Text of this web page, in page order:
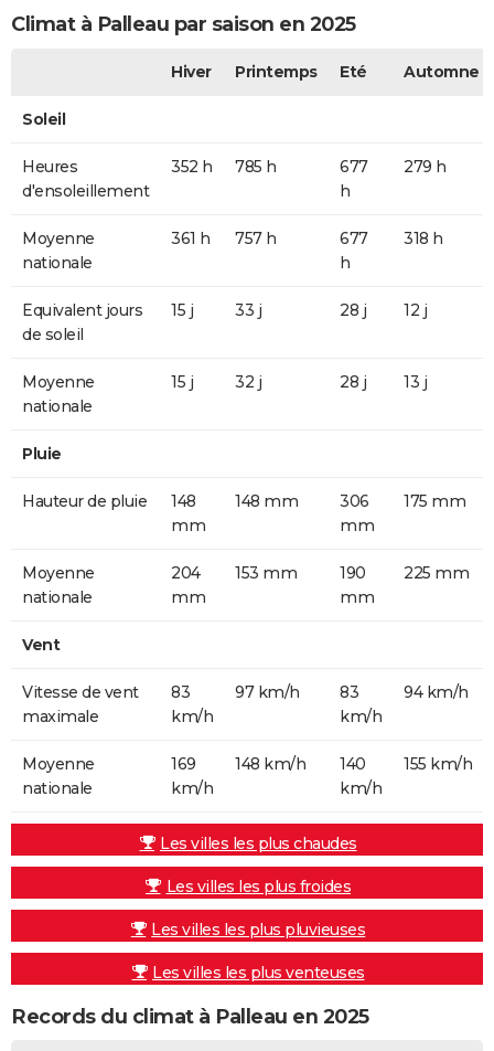
Climat à Palleau par saison en 2025
Hiver Printemps Eté Automne
Soleil
Heures
d'ensoleillement
352 h 785 h
677
h
279 h
Moyenne
nationale
361 h 757 h
677
h
318 h
Equivalent jours
de soleil
15 j 33 j 28 j 12 j
Moyenne
nationale
15 j 32 j 28 j 13 j
Pluie
Hauteur de pluie
148
mm
148 mm
306
mm
175 mm
Moyenne
nationale
204
mm
153 mm
190
mm
225 mm
Vent
Vitesse de vent
maximale
83
km/h
97 km/h
83
km/h
94 km/h
Moyenne
nationale
169
km/h
148 km/h
140
km/h
155 km/h
Les villes les plus chaudes
Les villes les plus froides
Les villes les plus pluvieuses
Les villes les plus venteuses
Records du climat à Palleau en 2025